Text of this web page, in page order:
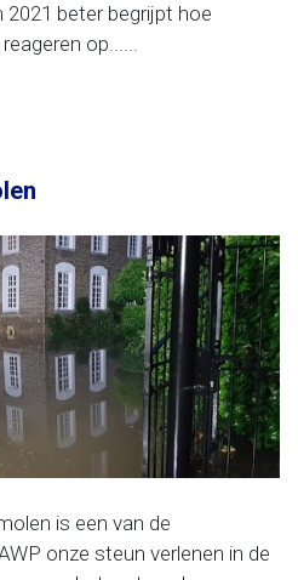
beter begrijpt hoe
op......
is een van de
onze steun verlenen in de